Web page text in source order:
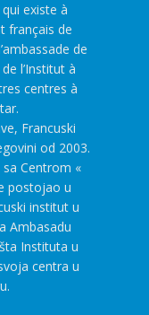
existe à
français de
de
l’Institut à
centres à
Francuski
od 2003.
Centrom «
postojao u
institut u
Ambasadu
Instituta u
centra u